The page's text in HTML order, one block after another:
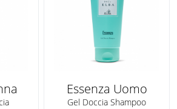
Essenza Uomo
Gel Doccia Shampoo